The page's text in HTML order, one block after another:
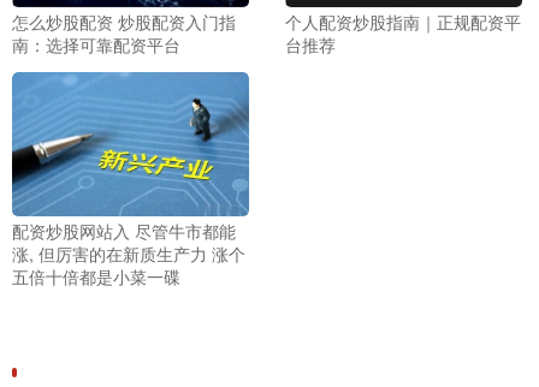
怎么炒股配资 炒股配资入门指
南：选择可靠配资平台
个人配资炒股指南｜正规配资平
台推荐
配资炒股网站入 尽管牛市都能
涨, 但厉害的在新质生产力 涨个
五倍十倍都是小菜一碟